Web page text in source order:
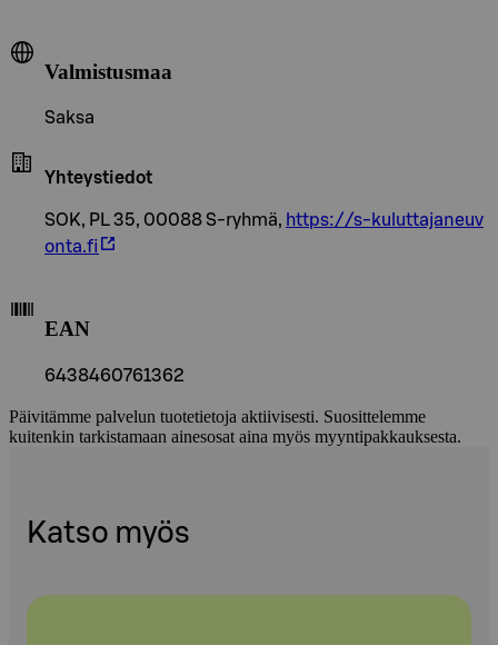
Valmistusmaa
Saksa
Yhteystiedot
SOK, PL 35, 00088 S-ryhmä, https://s-kuluttajaneuv
onta.fi
EAN
6438460761362
Päivitämme palvelun tuotetietoja aktiivisesti. Suosittelemme
kuitenkin tarkistamaan ainesosat aina myös myyntipakkauksesta.
Katso myös